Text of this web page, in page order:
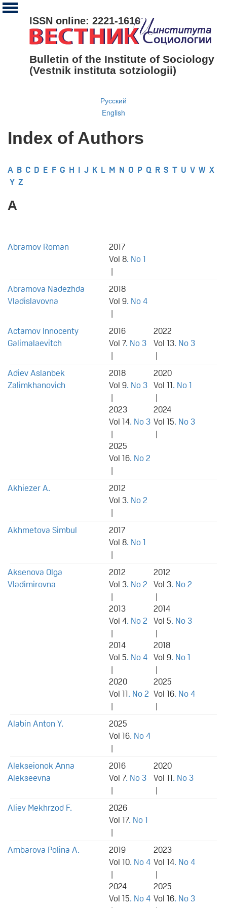
ISSN online: 2221-1616
Bulletin of the Institute of Sociology
(Vestnik instituta sotziologii)
Русский
English
Index of Authors
A B C D E F G H I J K L M N O P Q R S T U V W X
Y Z
A
Abramov Roman
2017
Vol 8. No 1
|
Abramova Nadezhda
Vladislavovna
2018
Vol 9. No 4
|
Actamov Innocenty
Galimalaevitch
2016
Vol 7. No 3
|
2022
Vol 13. No 3
|
Adiev Aslanbek
Zalimkhanovich
2018
Vol 9. No 3
|
2020
Vol 11. No 1
|
2023
Vol 14. No 3
|
2024
Vol 15. No 3
|
2025
Vol 16. No 2
|
Akhiezer A.
2012
Vol 3. No 2
|
Akhmetova Simbul
2017
Vol 8. No 1
|
Aksenova Olga
Vladimirovna
2012
Vol 3. No 2
|
2012
Vol 3. No 2
|
2013
Vol 4. No 2
|
2014
Vol 5. No 3
|
2014
Vol 5. No 4
|
2018
Vol 9. No 1
|
2020
Vol 11. No 2
|
2025
Vol 16. No 4
|
Alabin Anton Y.
2025
Vol 16. No 4
|
Alekseionok Аnna
Аlekseevna
2016
Vol 7. No 3
|
2020
Vol 11. No 3
|
Aliev Mekhrzod F.
2026
Vol 17. No 1
|
Ambarova Polina A.
2019
Vol 10. No 4
|
2023
Vol 14. No 4
|
2024
Vol 15. No 4
2025
Vol 16. No 3